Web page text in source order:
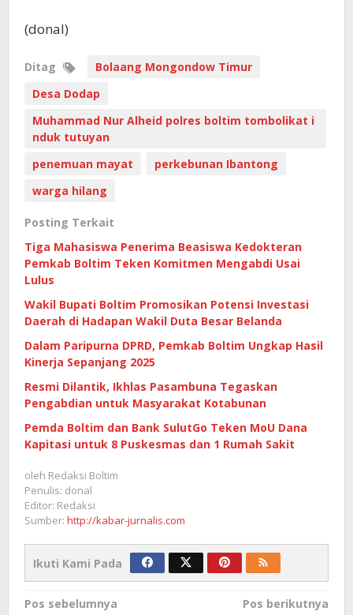
(donal)
Ditag
Bolaang Mongondow Timur
Desa Dodap
Muhammad Nur Alheid polres boltim tombolikat i
nduk tutuyan
penemuan mayat
perkebunan Ibantong
warga hilang
Posting Terkait
Tiga Mahasiswa Penerima Beasiswa Kedokteran
Pemkab Boltim Teken Komitmen Mengabdi Usai
Lulus
Wakil Bupati Boltim Promosikan Potensi Investasi
Daerah di Hadapan Wakil Duta Besar Belanda
Dalam Paripurna DPRD, Pemkab Boltim Ungkap Hasil
Kinerja Sepanjang 2025
Resmi Dilantik, Ikhlas Pasambuna Tegaskan
Pengabdian untuk Masyarakat Kotabunan
Pemda Boltim dan Bank SulutGo Teken MoU Dana
Kapitasi untuk 8 Puskesmas dan 1 Rumah Sakit
oleh Redaksi Boltim
Penulis: donal
Editor: Redaksi
Sumber: http://kabar-jurnalis.com
Ikuti Kami Pada
Navigasi
Pos sebelumnya
Pos berikutnya